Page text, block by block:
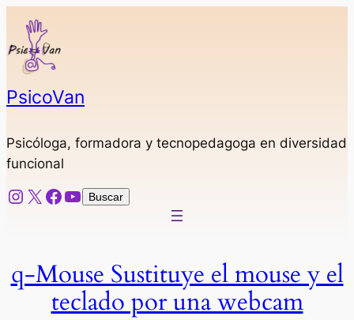
Saltar
contenido
PsicoVan
Psicóloga, formadora y tecnopedagoga en diversidad
funcional
Instagram
X Facebook
YouTube
Buscar
Buscar
q-Mouse Sustituye el mouse y el
teclado por una webcam